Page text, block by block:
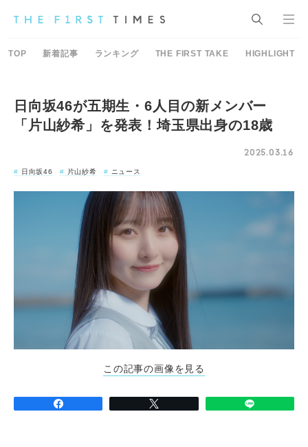
TOP 新着記事 ランキング THE FIRST TAKE HIGHLIGHT
日向坂46が五期生・6人目の新メンバー
「片山紗希」を発表！埼玉県出身の18歳
2025.03.16
日向坂46 片山紗希 ニュース
この記事の画像を見る